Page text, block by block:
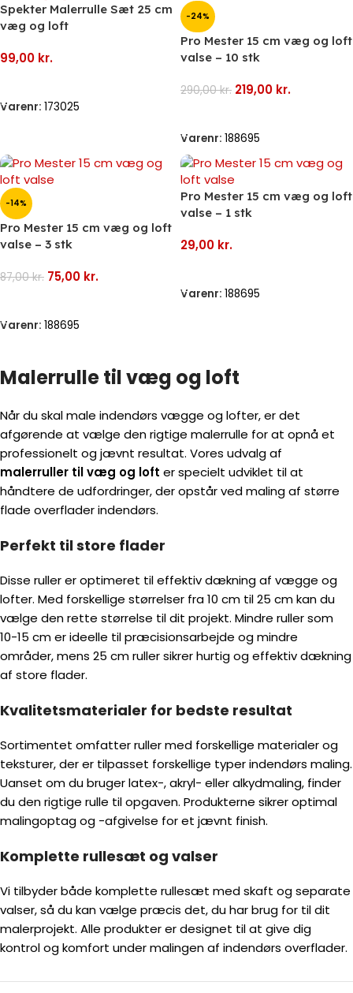
Spekter Malerrulle Sæt 25 cm
væg og loft
99,00 kr.
Varenr: 173025
-24%
Pro Mester 15 cm væg og loft
valse – 10 stk
290,00kr. 219,00 kr.
Varenr: 188695
-14%
Pro Mester 15 cm væg og loft
valse – 3 stk
87,00kr. 75,00 kr.
Varenr: 188695
Pro Mester 15 cm væg og loft
valse – 1 stk
29,00 kr.
Varenr: 188695
Malerrulle til væg og loft
Når du skal male indendørs vægge og lofter, er det
afgørende at vælge den rigtige malerrulle for at opnå et
professionelt og jævnt resultat. Vores udvalg af
malerruller til væg og loft er specielt udviklet til at
håndtere de udfordringer, der opstår ved maling af større
flade overflader indendørs.
Perfekt til store flader
Disse ruller er optimeret til effektiv dækning af vægge og
lofter. Med forskellige størrelser fra 10 cm til 25 cm kan du
vælge den rette størrelse til dit projekt. Mindre ruller som
10-15 cm er ideelle til præcisionsarbejde og mindre
områder, mens 25 cm ruller sikrer hurtig og effektiv dækning
af store flader.
Kvalitetsmaterialer for bedste resultat
Sortimentet omfatter ruller med forskellige materialer og
teksturer, der er tilpasset forskellige typer indendørs maling.
Uanset om du bruger latex-, akryl- eller alkydmaling, finder
du den rigtige rulle til opgaven. Produkterne sikrer optimal
malingoptag og -afgivelse for et jævnt finish.
Komplette rullesæt og valser
Vi tilbyder både komplette rullesæt med skaft og separate
valser, så du kan vælge præcis det, du har brug for til dit
malerprojekt. Alle produkter er designet til at give dig
kontrol og komfort under malingen af indendørs overflader.